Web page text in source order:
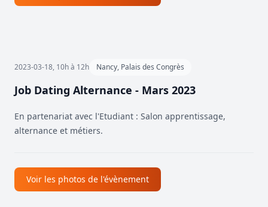
2023-03-18, 10h à 12h Nancy, Palais des Congrès
Job Dating Alternance - Mars 2023
En partenariat avec l'Etudiant : Salon apprentissage,
alternance et métiers.
Voir les photos de l'évènement